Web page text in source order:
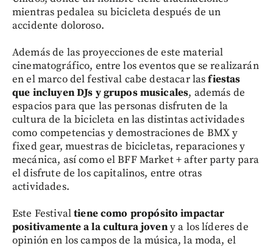
mientras pedalea su bicicleta después de un
accidente doloroso.
Además de las proyecciones de este material
cinematográfico, entre los eventos que se realizarán
en el marco del festival cabe destacar lasfiestas
que incluyen DJs y grupos musicales, además de
espacios para que las personas disfruten de la
cultura de la bicicleta en las distintas actividades
como competencias y demostraciones de BMX y
fixed gear, muestras de bicicletas, reparaciones y
mecánica, así como el BFF Market + after party para
el disfrute de los capitalinos, entre otras
actividades.
Este Festivaltiene como propósito impactar
positivamente a la cultura joveny a los líderes de
opinión en los campos de la música, la moda, el